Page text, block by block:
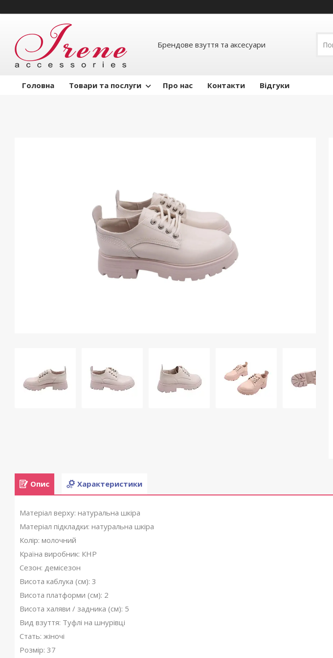
Брендове взуття та аксесуари
Головна Товари та послуги Про нас Контакти Відгуки
Опис Характеристики
Матеріал верху: натуральна шкіра
Матеріал підкладки: натуральна шкіра
Колір: молочний
Країна виробник: КНР
Сезон: демісезон
Висота каблука (см): 3
Висота платформи (см): 2
Висота халяви / задника (см): 5
Вид взуття: Туфлі на шнурівці
Стать: жіночі
Розмір: 37